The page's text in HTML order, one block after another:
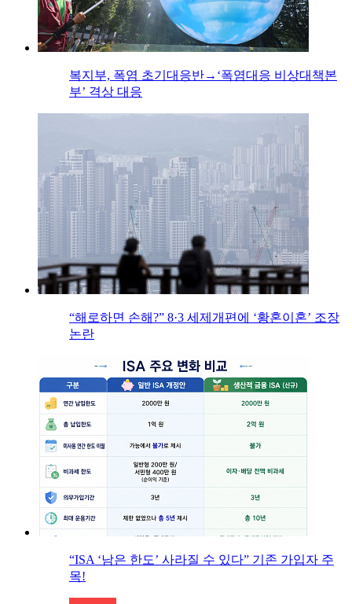
복지부, 폭염 초기대응반→‘폭염대응 비상대책본
부’ 격상 대응
“해로하면 손해?” 8·3 세제개편에 ‘황혼이혼’ 조장
논란
“ISA ‘남은 한도’ 사라질 수 있다” 기존 가입자 주
목!